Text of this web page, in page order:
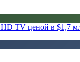
TV ценой в $1,7